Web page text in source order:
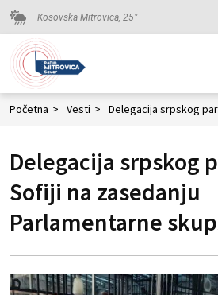
Kosovska Mitrovica, 25°
Početna > Vesti >
Delegacija srpskog
Sofiji na zasedanju
Parlamentarne